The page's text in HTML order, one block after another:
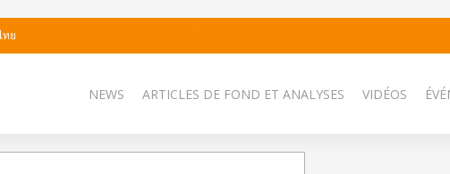
ทย
NEWS ARTICLES DE FOND ET ANALYSES VIDÉOS